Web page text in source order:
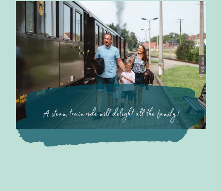
© E. Gross
A steam train ride will delight all the family!